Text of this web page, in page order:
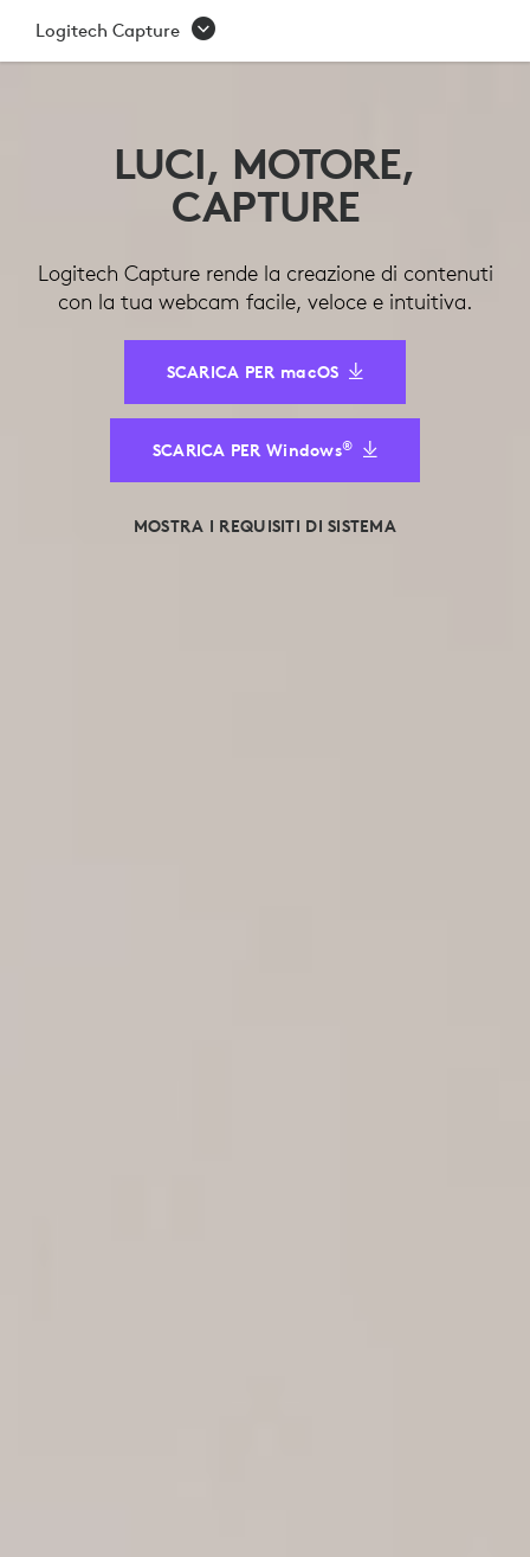
LOGITECH
Logitech Capture
LUCI, MOTORE,
CAPTURE
Logitech Capture rende la creazione di contenuti
con la tua webcam facile, veloce e intuitiva.
SCARICA PER macOS
SCARICA PER Windows®
MOSTRA I REQUISITI DI SISTEMA